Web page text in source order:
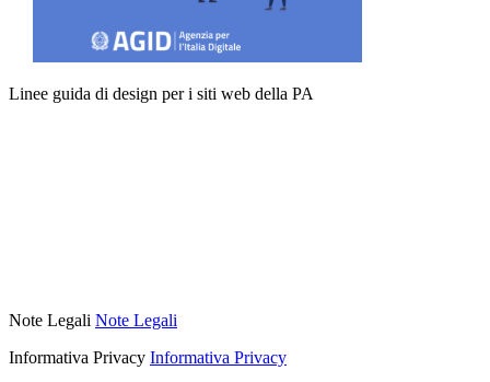
Linee guida di design per i siti web della PA
Note Legali Note Legali
Informativa Privacy Informativa Privacy